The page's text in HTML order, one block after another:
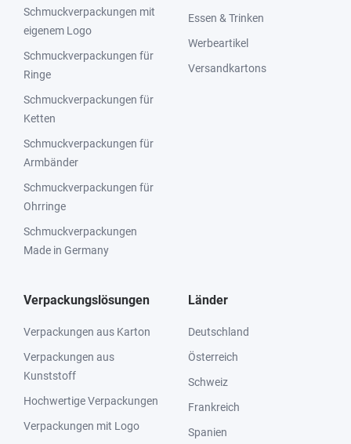
Schmuckverpackungen mit
eigenem Logo
Schmuckverpackungen für
Ringe
Schmuckverpackungen für
Ketten
Schmuckverpackungen für
Armbänder
Schmuckverpackungen für
Ohrringe
Schmuckverpackungen
Made in Germany
Essen & Trinken
Werbeartikel
Versandkartons
Verpackungslösungen
Verpackungen aus Karton
Verpackungen aus
Kunststoff
Hochwertige Verpackungen
Verpackungen mit Logo
Länder
Deutschland
Österreich
Schweiz
Frankreich
Spanien